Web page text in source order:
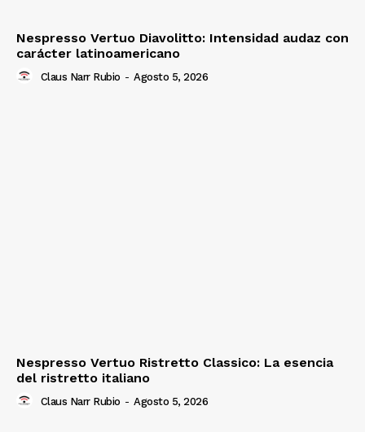
Nespresso Vertuo Diavolitto: Intensidad audaz con
carácter latinoamericano
Claus Narr Rubio - Agosto 5, 2026
Nespresso Vertuo Ristretto Classico: La esencia
del ristretto italiano
Claus Narr Rubio - Agosto 5, 2026